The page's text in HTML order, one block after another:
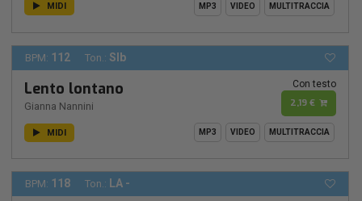
MIDI MP3 VIDEO MULTITRACCIA
BPM: 112 Ton.: SIb
Lento lontano
Gianna Nannini
Con testo
2,19 €
MIDI MP3 VIDEO MULTITRACCIA
BPM: 118 Ton.: LA -